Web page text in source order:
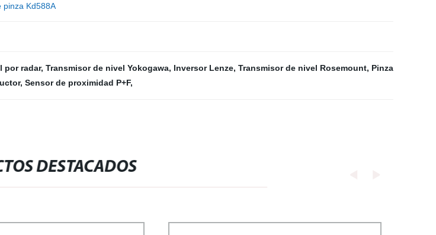
pinza Kd588A
por radar, Transmisor de nivel Yokogawa, Inversor Lenze, Transmisor de nivel Rosemount, Pinza
, Sensor de proximidad P+F,
DESTACADOS